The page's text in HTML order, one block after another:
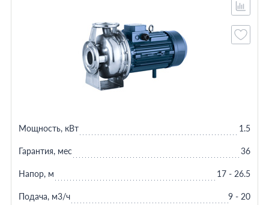
Мощность, кВт 1.5
Гарантия, мес 36
Напор, м 17 - 26.5
Подача, м3/ч 9 - 20